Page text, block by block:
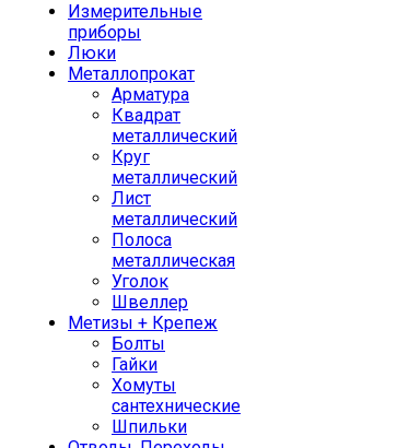
Измерительные
приборы
Люки
Металлопрокат
Арматура
Квадрат
металлический
Круг
металлический
Лист
металлический
Полоса
металлическая
Уголок
Швеллер
Метизы + Крепеж
Болты
Гайки
Хомуты
сантехнические
Шпильки